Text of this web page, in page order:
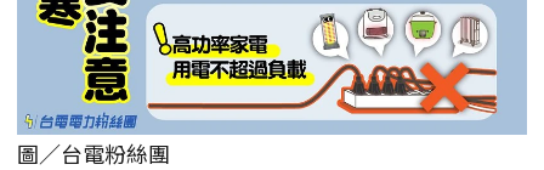
圖／台電粉絲團